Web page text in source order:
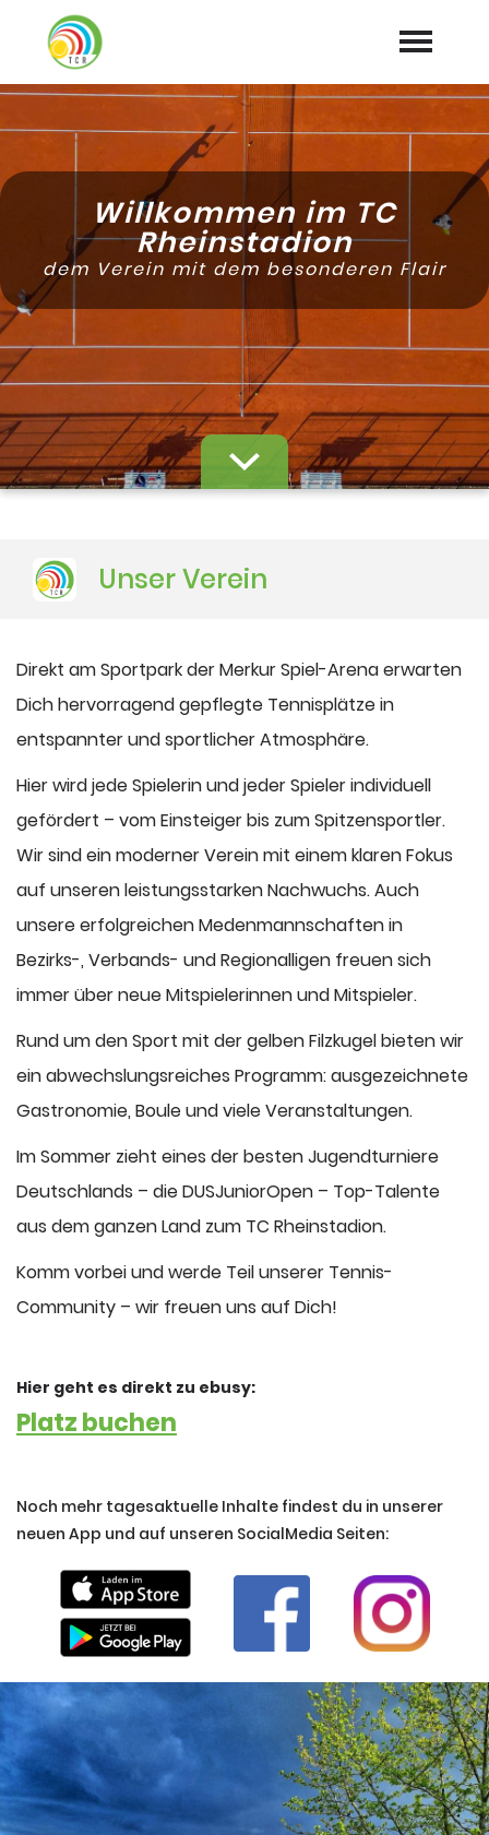
Home
Tennis expand_more
Training
Club expand_more
Galerie
Mitglied werden
Downloads
Willkommen im TC
Rheinstadion
dem Verein mit dem besonderen Flair
Unser Verein
Direkt am Sportpark der Merkur Spiel-Arena erwarten
Dich hervorragend gepflegte Tennisplätze in
entspannter und sportlicher Atmosphäre.
Hier wird jede Spielerin und jeder Spieler individuell
gefördert – vom Einsteiger bis zum Spitzensportler.
Wir sind ein moderner Verein mit einem klaren Fokus
auf unseren leistungsstarken Nachwuchs. Auch
unsere erfolgreichen Medenmannschaften in
Bezirks-, Verbands- und Regionalligen freuen sich
immer über neue Mitspielerinnen und Mitspieler.
Rund um den Sport mit der gelben Filzkugel bieten wir
ein abwechslungsreiches Programm: ausgezeichnete
Gastronomie, Boule und viele Veranstaltungen.
Im Sommer zieht eines der besten Jugendturniere
Deutschlands – die DUSJuniorOpen – Top-Talente
aus dem ganzen Land zum TC Rheinstadion.
Komm vorbei und werde Teil unserer Tennis-
Community – wir freuen uns auf Dich!
Hier geht es direkt zu ebusy:
Platz buchen
Noch mehr tagesaktuelle Inhalte findest du in unserer
neuen App und auf unseren SocialMedia Seiten: